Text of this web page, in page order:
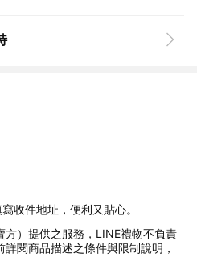
收件地址，便利又貼心。
方）提供之服務，LINE禮物不負責
閱商品描述之條件與限制說明，